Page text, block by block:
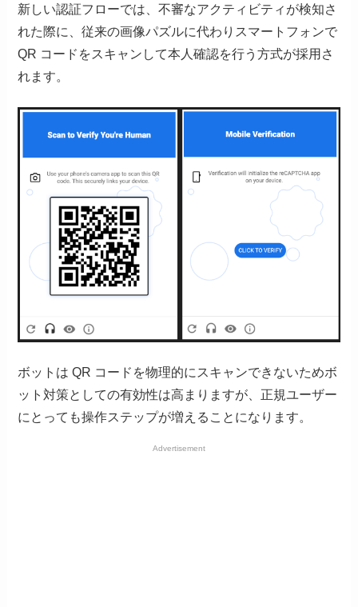
新しい認証フローでは、不審なアクティビティが検知さ
れた際に、従来の画像パズルに代わりスマートフォンで
QR コードをスキャンして本人確認を行う方式が採用さ
れます。
ボットは QR コードを物理的にスキャンできないためボ
ット対策としての有効性は高まりますが、正規ユーザー
にとっても操作ステップが増えることになります。
Advertisement